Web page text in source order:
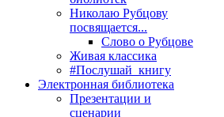
Николаю Рубцову
посвящается...
Слово о Рубцове
Живая классика
#Послушай_книгу
Электронная библиотека
Презентации и
сценарии